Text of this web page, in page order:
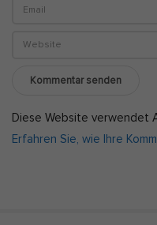
Diese Website verwendet
Erfahren Sie, wie Ihre